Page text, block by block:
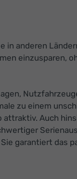
in anderen
einzusparen,
zu einem
attraktiv. Auch
garantiert das